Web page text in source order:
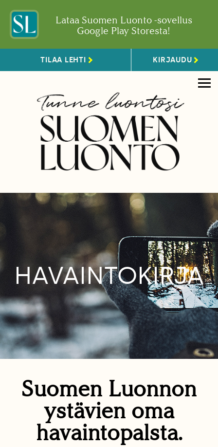
Lataa Suomen Luonto -sovellus
Google Play Storesta!
TILAA LEHTI KIRJAUDU
HAVAINTOKIRJA
Suomen Luonnon
ystävien oma
havaintopalsta.